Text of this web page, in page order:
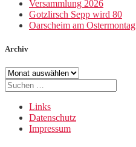
Versammlung 2026
Gotzlirsch Sepp wird 80
Oarscheim am Ostermontag
Archiv
Archiv
Suche
nach:
Links
Datenschutz
Impressum